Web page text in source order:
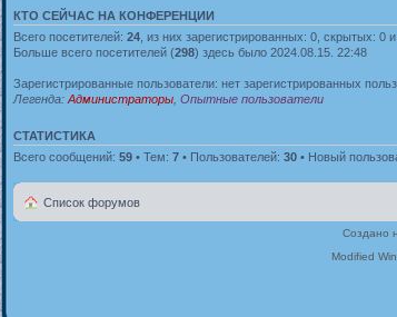
КТО СЕЙЧАС НА КОНФЕРЕНЦИИ
Всего посетителей: 24, из них зарегистрированных: 0, скрытых: 0
Больше всего посетителей (298) здесь было 2024.08.15. 22:48
Зарегистрированные пользователи: нет зарегистрированных
Легенда: Администраторы, Опытные пользователи
СТАТИСТИКА
Всего сообщений: 59• Тем: 7• Пользователей: 30• Новый
Список форумов
Создано
Modified